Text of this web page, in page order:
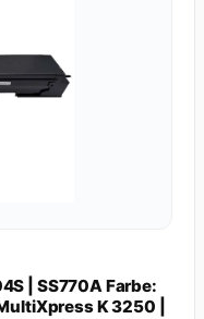
| SS770A Farbe:
K 3250 |